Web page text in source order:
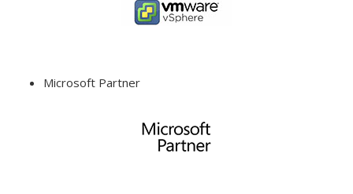
Microsoft Partner